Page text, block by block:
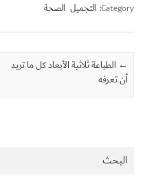
Category: التجميل الصحة
Post navigation
← الطباعة ثلاثية الأبعاد كل ما تريد
أن تعرفه
البحث